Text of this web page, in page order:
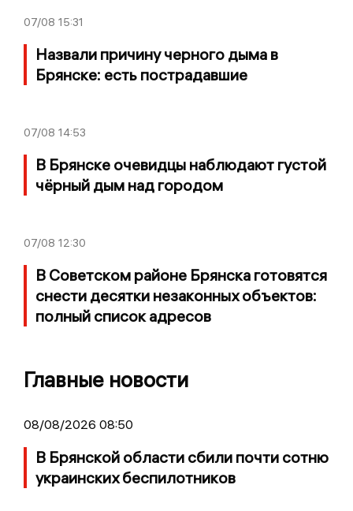
07/08 15:31
Назвали причину черного дыма в
Брянске: есть пострадавшие
07/08 14:53
В Брянске очевидцы наблюдают густой
чёрный дым над городом
07/08 12:30
В Советском районе Брянска готовятся
снести десятки незаконных объектов:
полный список адресов
Главные новости
08/08/2026 08:50
В Брянской области сбили почти сотню
украинских беспилотников